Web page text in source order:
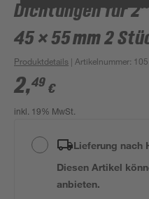
Dichtungen für
45 × 55 mm 2
Produktdetails | Artikelnummer:
2,49 €
inkl. 19% MwSt.
Lieferung nach
Diesen Artikel
anbieten.